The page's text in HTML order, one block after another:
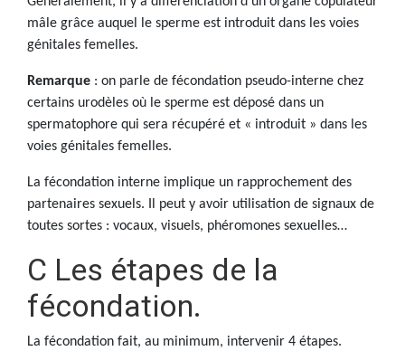
mâle grâce auquel le sperme est introduit dans les voies
génitales femelles.
Remarque : on parle de fécondation pseudo-interne chez
certains urodèles où le sperme est déposé dans un
spermatophore qui sera récupéré et « introduit » dans les
voies génitales femelles.
La fécondation interne implique un rapprochement des
partenaires sexuels. Il peut y avoir utilisation de signaux de
toutes sortes : vocaux, visuels, phéromones sexuelles…
C Les étapes de la
fécondation.
La fécondation fait, au minimum, intervenir 4 étapes.